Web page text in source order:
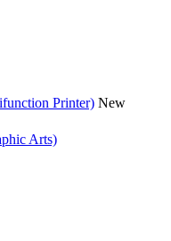
Printer) New
Arts)